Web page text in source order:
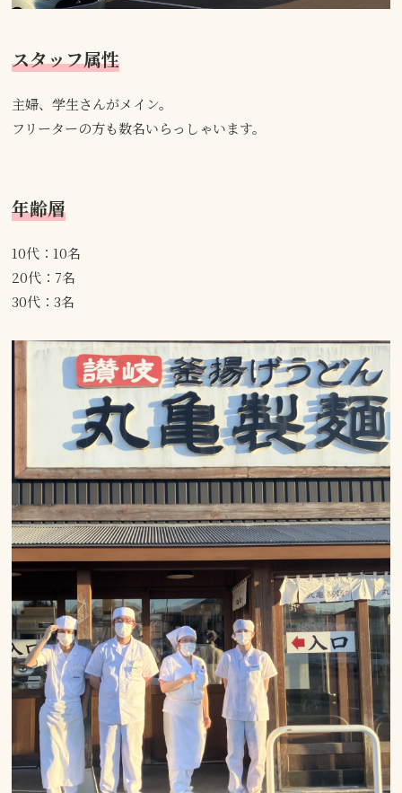
スタッフ属性
主婦、学生さんがメイン。
フリーターの方も数名いらっしゃいます。
年齢層
10代：10名
20代：7名
30代：3名